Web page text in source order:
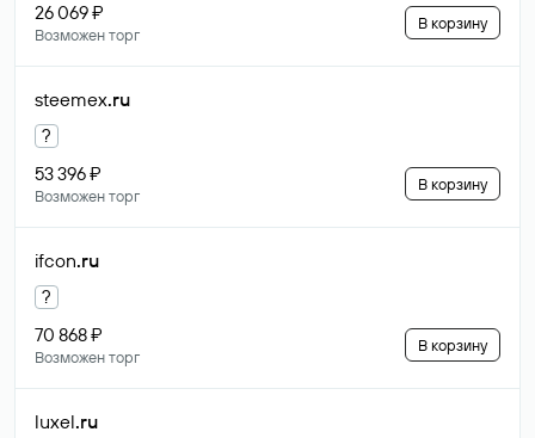
26 069 ₽
Возможен торг
В корзину
steemex.ru
?
53 396 ₽
Возможен торг
В корзину
ifcon.ru
?
70 868 ₽
Возможен торг
В корзину
luxel.ru